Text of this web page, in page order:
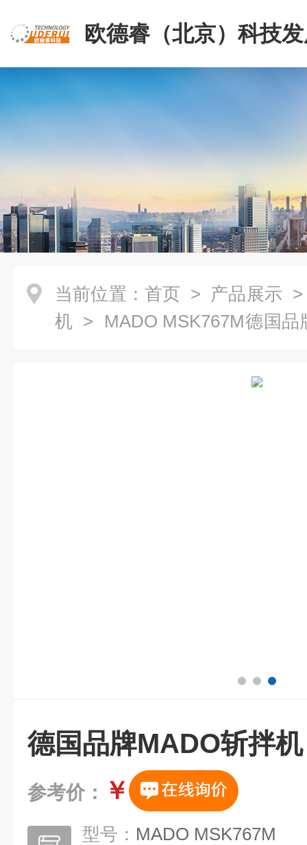
欧德睿（北京）科技
公司
当前位置： 首页 > 产品展示
机 > MADO MSK767M德国品
德国品牌MADO斩拌
参考价： ￥
型号： MADO MSK767M